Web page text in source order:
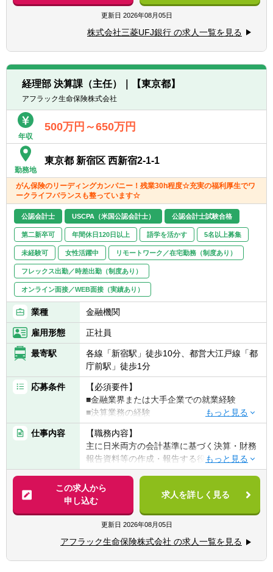
【具体的には】
＜グローバル＞
■海外拠点の財務報告・SOXに係るリスクア
セスメント及び監査業務
■欧州・米州・アジア等、世界各国の海外拠
点監査人に指示・結果の取り纏めを実施
※業務にあたっては、各海外拠点監査人と密
にコミュニケーションを実施。
＜国内＞
■三菱UFJ銀行、MUFGグループ各社の財務報
告・SOXに係るリスクアセスメント及び監査
業務
■銀行のみではなく、信託銀行・証券等、
MUFGグループ各社と協働し、グループ一体
で監査を実施
更新日 2026年08月05日
株式会社三菱UFJ銀行 の求人一覧を見る
経理部 決算課（主任）｜【東京都】
アフラック生命保険株式会社
年収
500万円～650万円
勤務地
東京都 新宿区 西新宿2-1-1
がん保険のリーディングカンパニー！残業30h程度☆充実の福利厚生でワ
ークライフバランスも整っています☆
公認会計士 USCPA（米国公認会計士） 公認会計士試験合格
第二新卒可 年間休日120日以上 語学を活かす 5名以上募集
未経験可 女性活躍中 リモートワーク／在宅勤務（制度あり）
フレックス出勤／時差出勤（制度あり）
オンライン面接／WEB面接（実績あり）
業種 金融機関
雇用形態 正社員
最寄駅
各線「新宿駅」徒歩10分、都営大江戸線「都
庁前駅」徒歩1分
応募条件
【必須要件】
■金融業界または大手企業での就業経験
■決算業務の経験
■英語に抵抗がない方
【その他】
■非喫煙者もしくは入社時点で喫煙されな
い・禁煙する意志がある方(*)
(*)同社は「『生きる』を創るリーディングカ
ンパニー」として、そして何よりも社員の健
康維持・増進のために、「2028年までに社員
の喫煙率を０％にする」ことを目指して、禁
煙を促進する取り組みを強化しています。
仕事内容
【職務内容】
主に日米両方の会計基準に基づく決算・財務
報告資料等の作成・報告する役割を担ってい
ます。
【具体的には】
■日米両報の会計基準に基づく決算業務、決
算報告業務
■会計処理方針案の検討・策定
■会社法及び保険業法に基づく監督官庁なら
びに生保協会への提出資料作成
この求人から
申し込む
求人を詳しく見る
更新日 2026年08月05日
アフラック生命保険株式会社 の求人一覧を見る